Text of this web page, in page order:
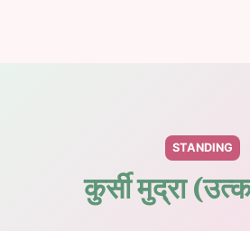
STANDING
कुर्सी मुद्रा